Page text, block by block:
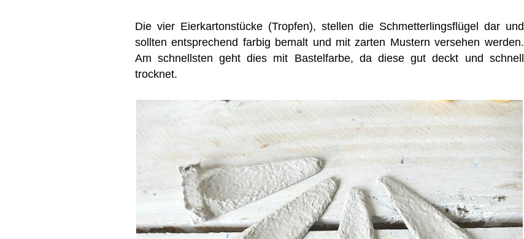
Die vier Eierkartonstücke (Tropfen), stellen die Schmetterlingsflügel dar und
sollten entsprechend farbig bemalt und mit zarten Mustern versehen werden.
Am schnellsten geht dies mit Bastelfarbe, da diese gut deckt und schnell
trocknet.